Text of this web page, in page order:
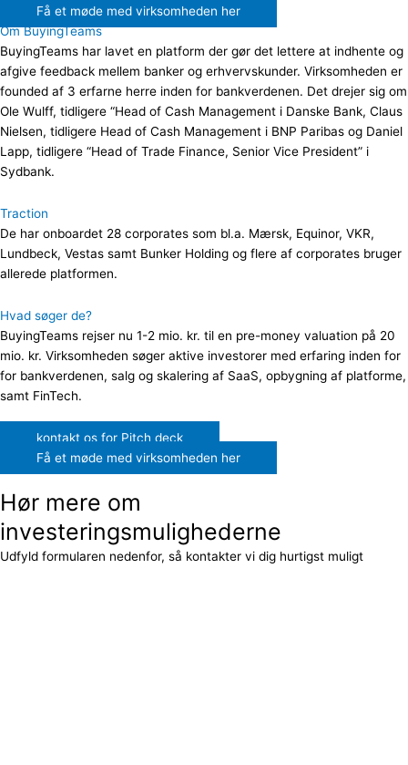
Få et møde med virksomheden her
Om BuyingTeams
BuyingTeams har lavet en platform der gør det lettere at indhente og
afgive feedback mellem banker og erhvervskunder. Virksomheden er
founded af 3 erfarne herre inden for bankverdenen. Det drejer sig om
Ole Wulff, tidligere “Head of Cash Management i Danske Bank, Claus
Nielsen, tidligere Head of Cash Management i BNP Paribas og Daniel
Lapp, tidligere “Head of Trade Finance, Senior Vice President” i
Sydbank.
Traction
De har onboardet 28 corporates som bl.a. Mærsk, Equinor, VKR,
Lundbeck, Vestas samt Bunker Holding og flere af corporates bruger
allerede platformen.
Hvad søger de?
BuyingTeams rejser nu 1-2 mio. kr. til en pre-money valuation på 20
mio. kr. Virksomheden søger aktive investorer med erfaring inden for
for bankverdenen, salg og skalering af SaaS, opbygning af platforme,
samt FinTech.
kontakt os for Pitch deck
Få et møde med virksomheden her
Hør mere om
investeringsmulighederne
Udfyld formularen nedenfor, så kontakter vi dig hurtigst muligt